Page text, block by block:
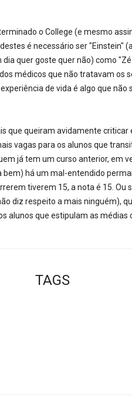
o College (e mesmo
é necessário ser "Einstein"
quer goste quer não) como
médicos que não tratavam os
de vida é algo que não
queiram avidamente
vagas para os alunos que
já tem um curso anterior, em
há um mal-entendido
tiverem 15, a nota é 15.
diz respeito a mais ninguém),
alunos que estipulam as médias
TAGS